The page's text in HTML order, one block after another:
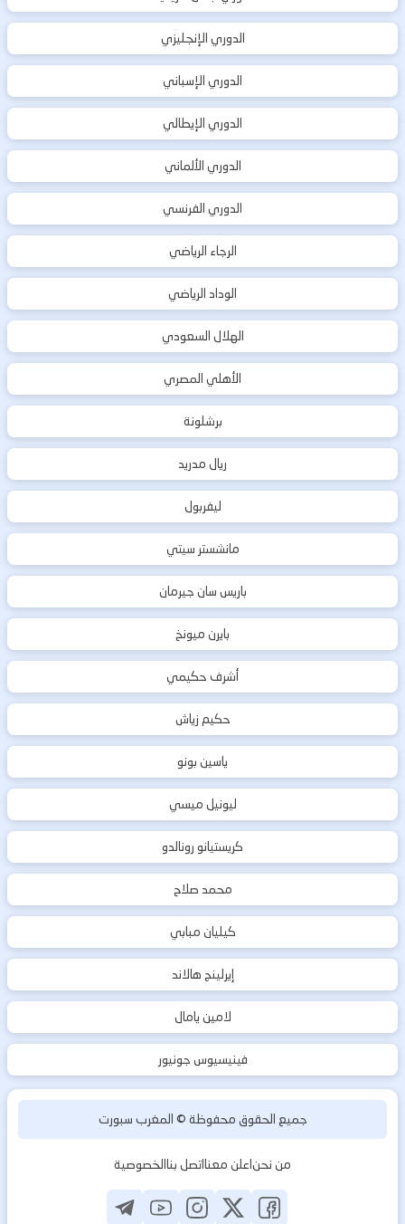
الدوري الإنجليزي
الدوري الإسباني
الدوري الإيطالي
الدوري الألماني
الدوري الفرنسي
الرجاء الرياضي
الوداد الرياضي
الهلال السعودي
الأهلي المصري
برشلونة
ريال مدريد
ليفربول
مانشستر سيتي
باريس سان جيرمان
بايرن ميونخ
أشرف حكيمي
حكيم زياش
ياسين بونو
ليونيل ميسي
كريستيانو رونالدو
محمد صلاح
كيليان مبابي
إيرلينج هالاند
لامين يامال
فينيسيوس جونيور
جميع الحقوق محفوظة ©المغرب سبورت
من نحناعلن معنااتصل بناالخصوصية